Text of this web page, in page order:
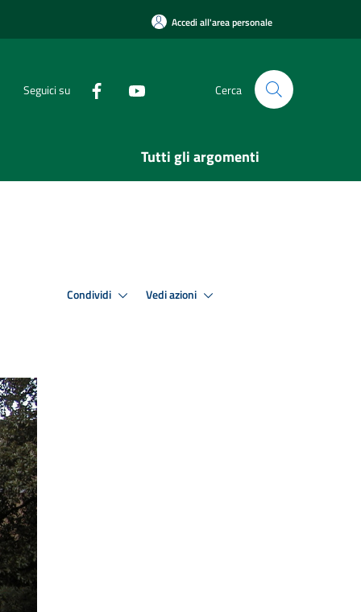
Accedi all'area personale
Seguici su Cerca
Tutti gli argomenti
Condividi Vedi azioni